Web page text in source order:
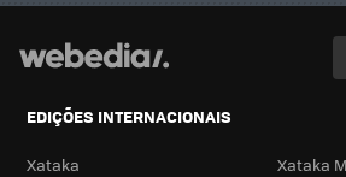
EDIÇÕES INTERNACIONAIS
Xataka Xataka